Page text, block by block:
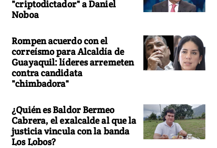
"criptodictador" a Daniel
Noboa
Rompen acuerdo con el
correísmo para Alcaldía de
Guayaquil: líderes arremeten
contra candidata
"chimbadora"
¿Quién es Baldor Bermeo
Cabrera, el exalcalde al que la
justicia vincula con la banda
Los Lobos?